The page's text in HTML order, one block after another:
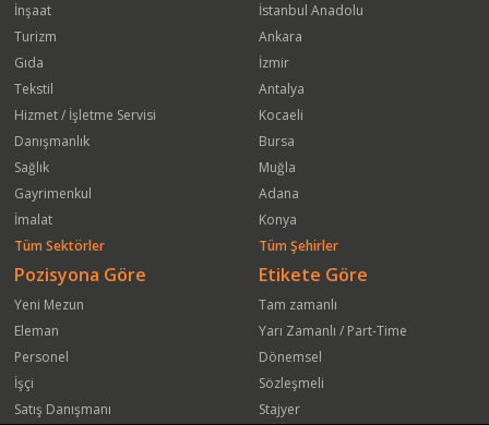
İnşaat
Turizm
Gıda
Tekstil
Hizmet / İşletme Servisi
Danışmanlık
Sağlık
Gayrimenkul
İmalat
Tüm Sektörler
İstanbul Anadolu
Ankara
İzmir
Antalya
Kocaeli
Bursa
Muğla
Adana
Konya
Tüm Şehirler
Pozisyona Göre
Yeni Mezun
Eleman
Personel
İşçi
Satış Danışmanı
Etikete Göre
Tam zamanlı
Yarı Zamanlı / Part-Time
Dönemsel
Sözleşmeli
Stajyer